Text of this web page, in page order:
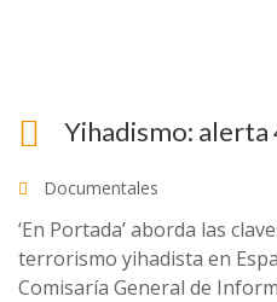
Yihadismo: alerta
Documentales
‘En Portada’ aborda las
terrorismo yihadista en
Comisaría General de